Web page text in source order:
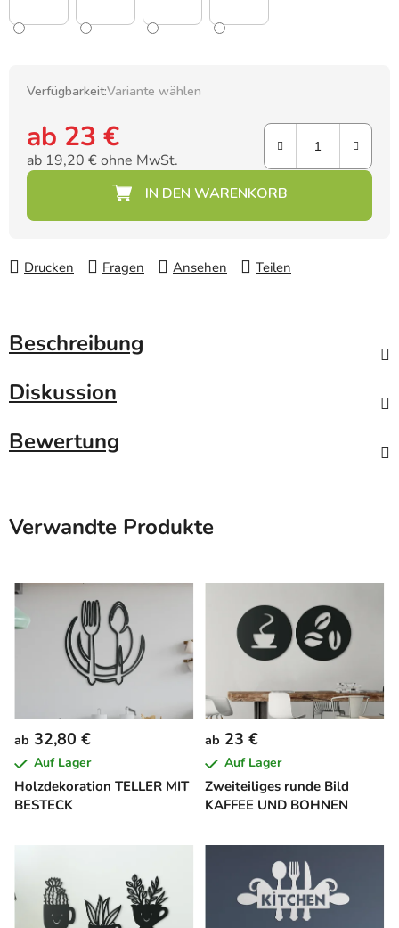
Verfügbarkeit:Variante wählen
ab 23 €
ab 19,20 €ohne MwSt.
Drucken Fragen Ansehen Teilen
Beschreibung
Diskussion
Bewertung
Verwandte Produkte
Holzdekoration TELLER MIT
BESTECK
ab 32,80 €
Auf Lager
Zweiteiliges runde Bild
KAFFEE UND BOHNEN
ab 23 €
Auf Lager